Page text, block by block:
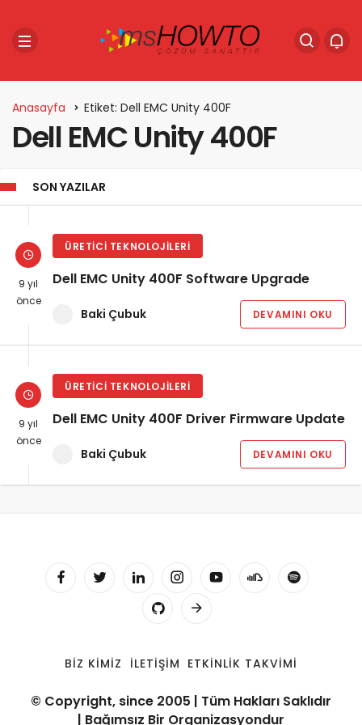
Anasayfa Etiket: Dell EMC Unity 400F
Dell EMC Unity 400F
SON YAZILAR
9 yıl
önce
ÜRETICI TEKNOLOJILERI
Dell EMC Unity 400F Software Upgrade
Baki Çubuk DEVAMINI OKU
9 yıl
önce
ÜRETICI TEKNOLOJILERI
Dell EMC Unity 400F Driver Firmware Update
Baki Çubuk DEVAMINI OKU
BIZ KIMIZ İLETIŞIM ETKINLIK TAKVIMI
© Copyright, since 2005 | Tüm Hakları Saklıdır
| Bağımsız Bir Organizasyondur